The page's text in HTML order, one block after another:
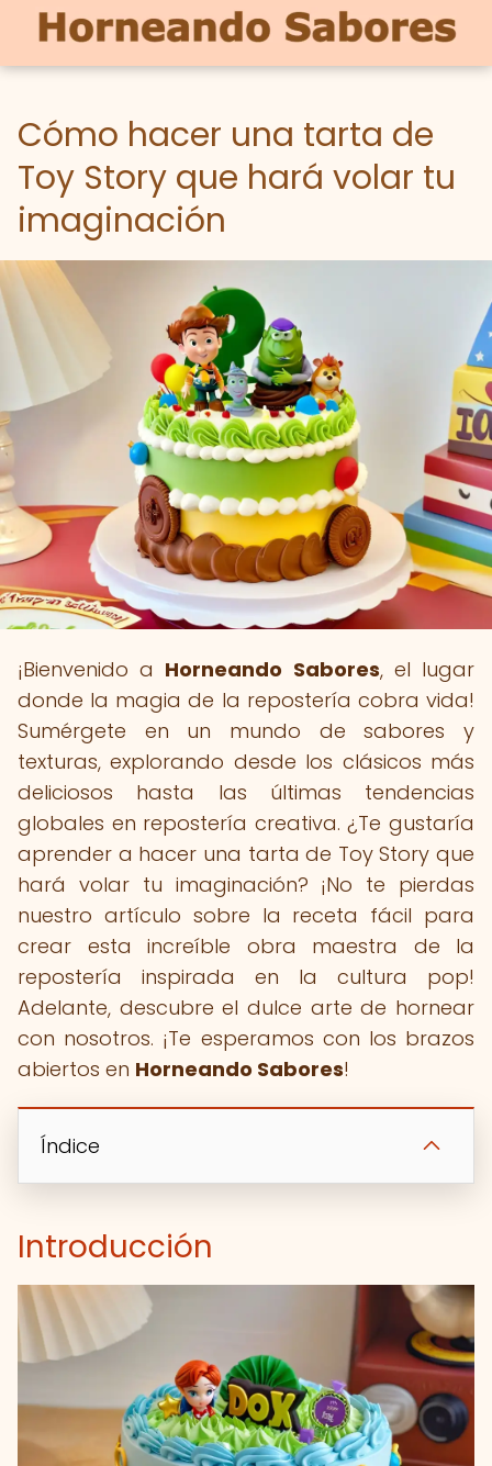
Cómo hacer una tarta de
Toy Story que hará volar tu
imaginación
¡Bienvenido a Horneando Sabores, el lugar
donde la magia de la repostería cobra vida!
Sumérgete en un mundo de sabores y
texturas, explorando desde los clásicos más
deliciosos hasta las últimas tendencias
globales en repostería creativa. ¿Te gustaría
aprender a hacer una tarta de Toy Story que
hará volar tu imaginación? ¡No te pierdas
nuestro artículo sobre la receta fácil para
crear esta increíble obra maestra de la
repostería inspirada en la cultura pop!
Adelante, descubre el dulce arte de hornear
con nosotros. ¡Te esperamos con los brazos
abiertos en Horneando Sabores!
Índice
Introducción